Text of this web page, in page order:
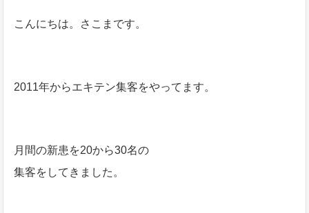
こんにちは。さこまです。
2011年からエキテン集客をやってます。
月間の新患を20から30名の
集客をしてきました。